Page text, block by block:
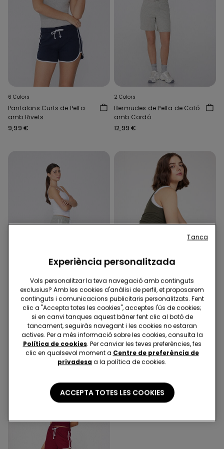
6 Colors
Pantalons Curts de Pelfa
amb Rivets
9,99 €
2 Colors
Bermudes de Pelfa de Cotó
amb Cordó
12,99 €
Pantalons Curts de Pelfa
amb Rivets
9,99 €
6 Colors
Pantalons Curts de Pelfa
amb Rivets
9,99 €
Experiència personalitzada
Vols personalitzar la teva navegació amb continguts
exclusius? Amb les cookies d'anàlisi de perfil, et proposarem
continguts i comunicacions publicitaris personalitzats. Fent
clic a "Accepta totes les cookies", acceptes l'ús de cookies;
si en canvi tanques aquest bàner fent clic al botó de
tancament, seguiràs navegant i les cookies no estaran
actives. Per a més informació sobre les cookies, consulta la
Política de cookies. Per canviar les teves preferències, fes
clic en qualsevol moment a Centre de preferència de
privadesa a la política de cookies.
ACCEPTA TOTES LES COOKIES
Tanca